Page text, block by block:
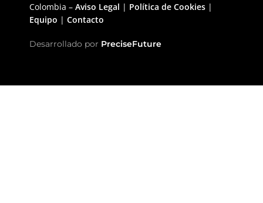
Colombia – Aviso Legal | Política de Cookies |
Equipo | Contacto
Desarrollado por PreciseFuture